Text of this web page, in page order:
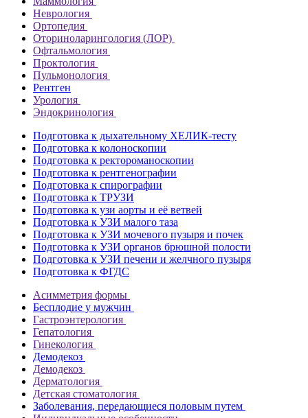
Неврология
Ортопедия
Оториноларингология (ЛОР)
Офтальмология
Проктология
Пульмонология
Рентген
Урология
Эндокринология
Подготовка к дыхательному ХЕЛИК-тесту
Подготовка к колоноскопии
Подготовка к ректороманоскопии
Подготовка к рентгенографии
Подготовка к спирографии
Подготовка к ТРУЗИ
Подготовка к узи аорты и её ветвей
Подготовка к УЗИ малого таза
Подготовка к УЗИ мочевого пузыря и почек
Подготовка к УЗИ органов брюшной полости
Подготовка к УЗИ печени и желчного пузыря
Подготовка к ФГДС
Асимметрия формы
Бесплодие у мужчин
Гастроэнтерология
Гепатология
Гинекология
Демодекоз
Демодекоз
Дерматология
Детская стоматология
Заболевания, передающиеся половым путем